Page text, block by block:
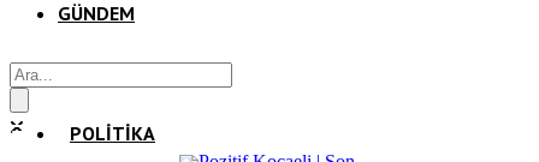
GÜNDEM
POLITIKA